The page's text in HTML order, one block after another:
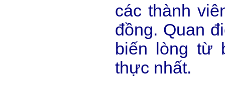
các thành
đồng. Quan
biến lòng từ
thực nhất.